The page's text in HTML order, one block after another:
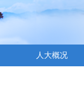
人大概况